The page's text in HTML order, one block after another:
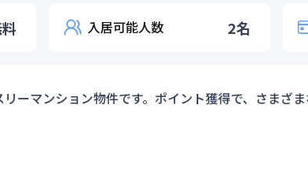
入居可能人数 2名
リーマンション物件です。ポイント獲得で、さまざ